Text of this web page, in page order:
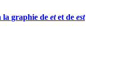
la graphie de etet de est